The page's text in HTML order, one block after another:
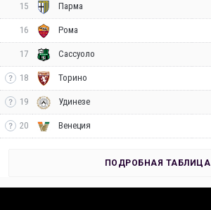
15 Парма
16 Рома
17 Сассуоло
18 Торино
19 Удинезе
20 Венеция
ПОДРОБНАЯ ТАБЛИЦА